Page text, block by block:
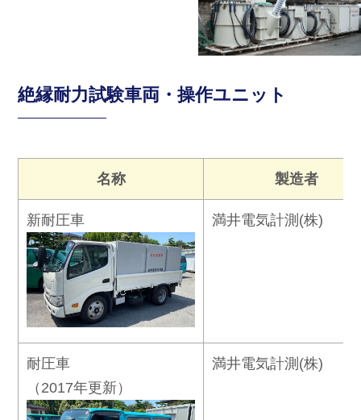
絶縁耐力試験車両・操作ユニット
名称 製造者
新耐圧車 満井電気計測(株)
耐圧車
（2017年更新）
満井電気計測(株)